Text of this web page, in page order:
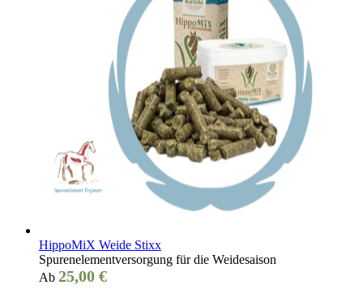
HippoMiX Weide Stixx
Spurenelementversorgung für die Weidesaison
Ab 25,00 €